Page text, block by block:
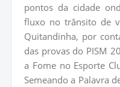
pontos da cidade
fluxo no trânsito de
Quitandinha, por
das provas do PISM
a Fome no Esporte
Semeando a Palavra